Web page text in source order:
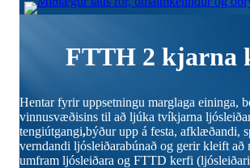
FTTH 2 kjarna
Hentar fyrir uppsetningu marglaga eininga,
vinnusvæðisins til að ljúka tvíkjarna
tengiútgangi,býður upp á festa, afklæðandi,
verndandi ljósleiðarabúnað og gerir kleift að
umfram ljósleiðara og FTTD kerfi